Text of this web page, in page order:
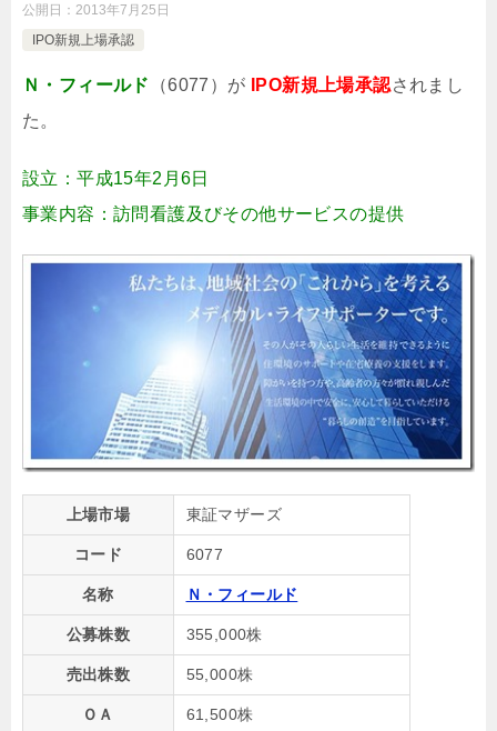
公開日： 2013年7月25日
IPO新規上場承認
Ｎ・フィールド （6077）が IPO新規上場承認されまし
た。
設立：平成15年2月6日
事業内容：訪問看護及びその他サービスの提供
上場市場 東証マザーズ
コード 6077
名称 Ｎ・フィールド
公募株数 355,000株
売出株数 55,000株
ＯＡ 61,500株